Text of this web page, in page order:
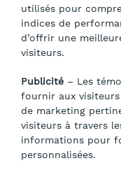
utilisés pour
indices de
d’offrir une
visiteurs.
Publicité – Les
fournir aux
de marketing
visiteurs à travers
informations pour
personnalisées.